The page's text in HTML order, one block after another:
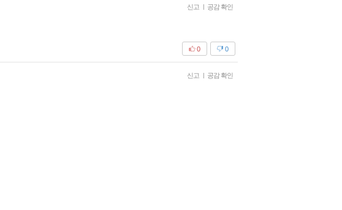
신고 | 공감 확인
0
0
신고 | 공감 확인